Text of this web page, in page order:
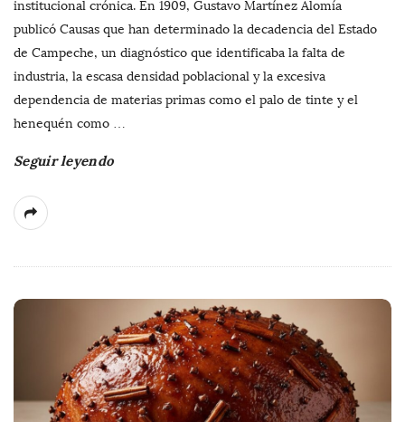
institucional crónica. En 1909, Gustavo Martínez Alomía
publicó Causas que han determinado la decadencia del Estado
de Campeche, un diagnóstico que identificaba la falta de
industria, la escasa densidad poblacional y la excesiva
dependencia de materias primas como el palo de tinte y el
henequén como …
Seguir leyendo